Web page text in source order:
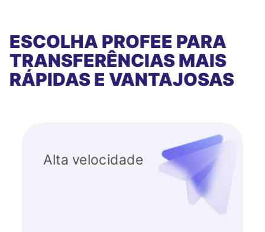
ESCOLHA PROFEE PARA
TRANSFERÊNCIAS MAIS
RÁPIDAS E VANTAJOSAS
Alta velocidade